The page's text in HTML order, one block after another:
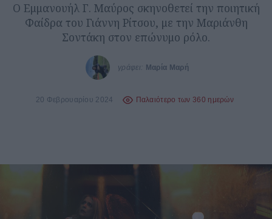
Ο Εμμανουήλ Γ. Μαύρος σκηνοθετεί την ποιητική
Φαίδρα του Γιάννη Ρίτσου, με την Μαριάνθη
Σοντάκη στον επώνυμο ρόλο.
γράφει: Μαρία Μαρή
20 Φεβρουαρίου 2024 Παλαιότερο των 360 ημερών